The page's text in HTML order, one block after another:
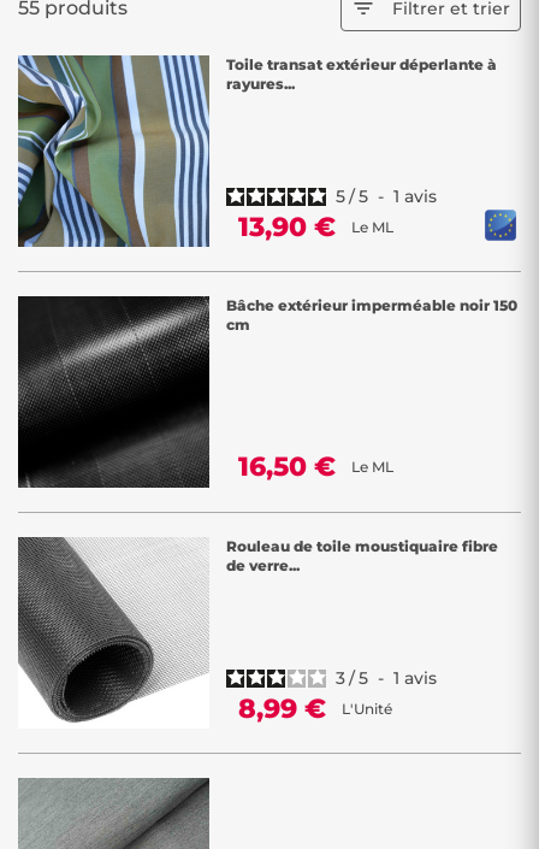
tissu extérieur grande largeur
tissu extérieur uni, rayé ou motifs
vos projets d’aménagement extérieur.
55 produits  Filtrer et trier
Toile transat extérieur déperlante à
rayures...
5/5 - 1 avis
13,90 € Le ML
Bâche extérieur imperméable noir 150
cm
16,50 € Le ML
Rouleau de toile moustiquaire fibre
de verre...
3/5 - 1 avis
8,99 € L'Unité